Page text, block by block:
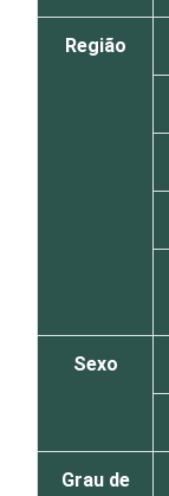
Região
Sexo
Grau de